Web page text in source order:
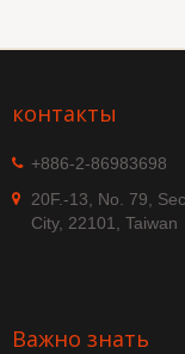
контакты
+886-2-86983698
20F.-13, No. 79,
City, 22101, Taiwan
Важно знать